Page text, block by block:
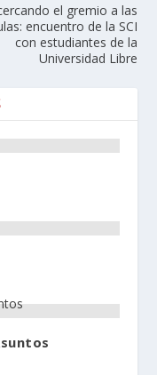
el gremio a las
encuentro de la SCI
con estudiantes de la
Universidad Libre